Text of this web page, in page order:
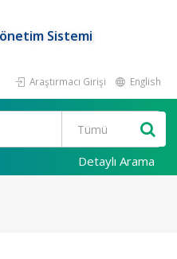
Sistemi
Araştırmacı Girişi English
Detaylı Arama